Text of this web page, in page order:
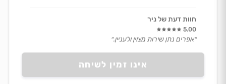
אינו זמין לשיחה
חוות דעת של ניר
5.00
״אפרים נתן שירות מצוין ולעניין.״